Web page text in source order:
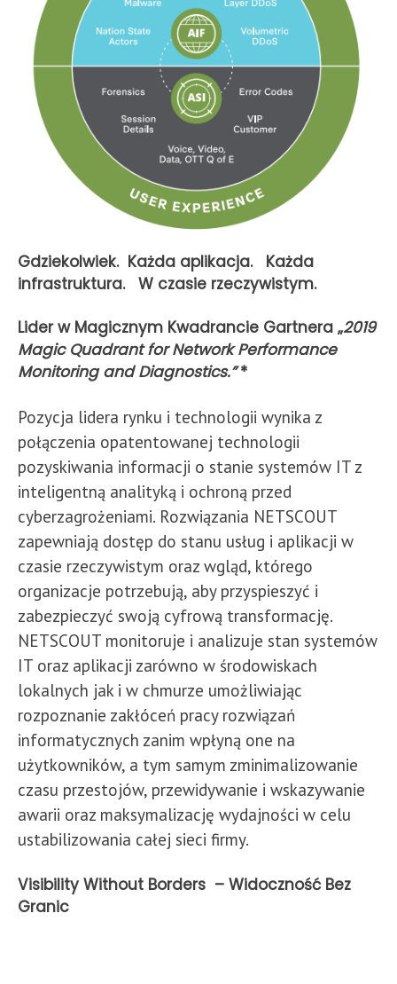
Gdziekolwiek. Każda aplikacja. Każda
infrastruktura. W czasie rzeczywistym.
Lider w Magicznym Kwadrancie Gartnera „2019
Magic Quadrant for Network Performance
Monitoring and Diagnostics.”*
Pozycja lidera rynku i technologii wynika z
połączenia opatentowanej technologii
pozyskiwania informacji o stanie systemów IT z
inteligentną analityką i ochroną przed
cyberzagrożeniami. Rozwiązania NETSCOUT
zapewniają dostęp do stanu usług i aplikacji w
czasie rzeczywistym oraz wgląd, którego
organizacje potrzebują, aby przyspieszyć i
zabezpieczyć swoją cyfrową transformację.
NETSCOUT monitoruje i analizuje stan systemów
IT oraz aplikacji zarówno w środowiskach
lokalnych jak i w chmurze umożliwiając
rozpoznanie zakłóceń pracy rozwiązań
informatycznych zanim wpłyną one na
użytkowników, a tym samym zminimalizowanie
czasu przestojów, przewidywanie i wskazywanie
awarii oraz maksymalizację wydajności w celu
ustabilizowania całej sieci firmy.
Visibility Without Borders – Widoczność Bez
Granic